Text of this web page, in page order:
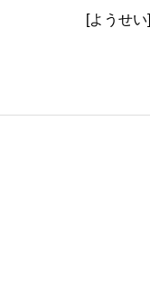
[ようせい]